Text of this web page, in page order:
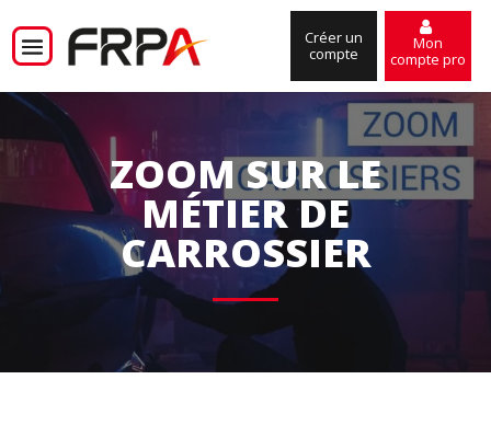
Créer un
compte
Mon
compte pro
ZOOM SUR LE
MÉTIER DE
CARROSSIER